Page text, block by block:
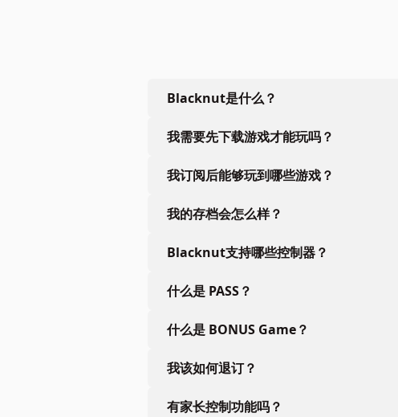
Blacknut是什么？
我需要先下载游戏才能玩吗？
我订阅后能够玩到哪些游戏？
我的存档会怎么样？
Blacknut支持哪些控制器？
什么是 PASS？
什么是 BONUS Game？
我该如何退订？
有家长控制功能吗？